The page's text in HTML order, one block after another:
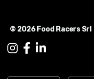
© 2026 Food Racers Srl